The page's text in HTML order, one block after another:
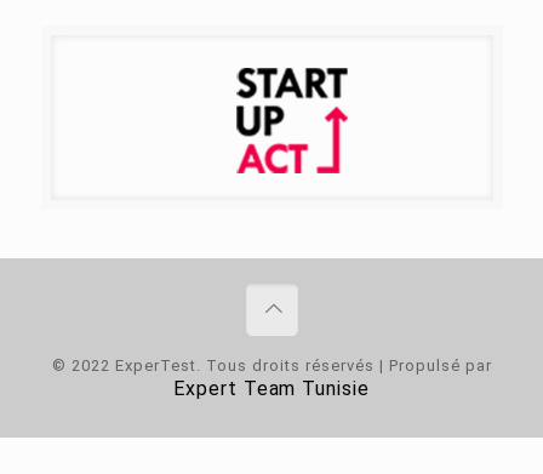
© 2022 ExperTest. Tous droits réservés | Propulsé par
Expert Team Tunisie